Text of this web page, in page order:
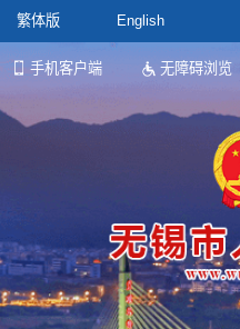
繁体版 English
手机客户端 无障碍浏览